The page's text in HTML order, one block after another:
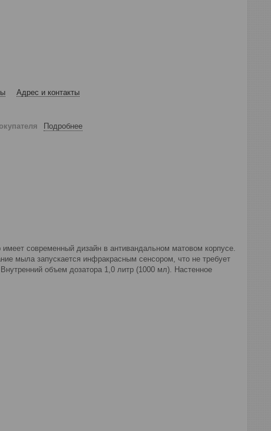
Адрес и контакты
Подробнее
современный дизайн в антивандальном матовом корпусе.
мыла запускается инфракрасным сенсором, что не требует
объем дозатора 1,0 литр (1000 мл). Настенное